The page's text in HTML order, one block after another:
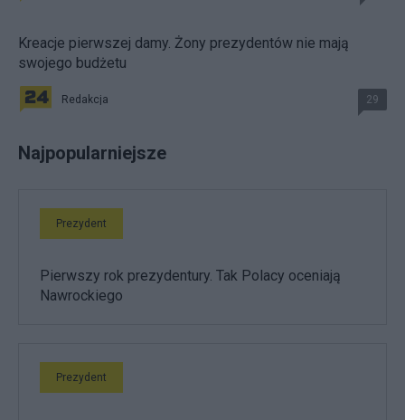
Kreacje pierwszej damy. Żony prezydentów nie mają
swojego budżetu
Redakcja 29
Najpopularniejsze
Prezydent
Pierwszy rok prezydentury. Tak Polacy oceniają
Nawrockiego
Prezydent